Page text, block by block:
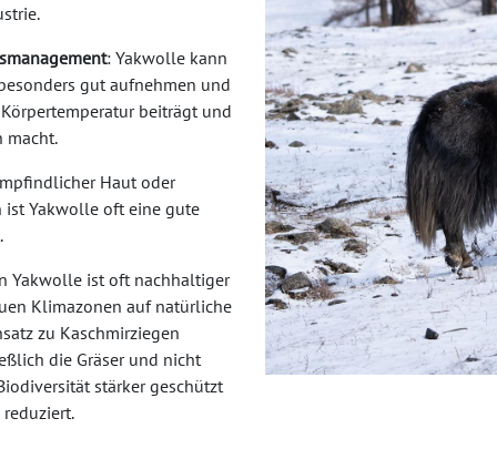
: Yakwolle kann
gut aufnehmen und
beiträgt und
macht.
Haut oder
ist Yakwolle oft eine gute
Yakwolle ist oft nachhaltiger
Klimazonen auf natürliche
zu Kaschmirziegen
die Gräser und nicht
stärker geschützt